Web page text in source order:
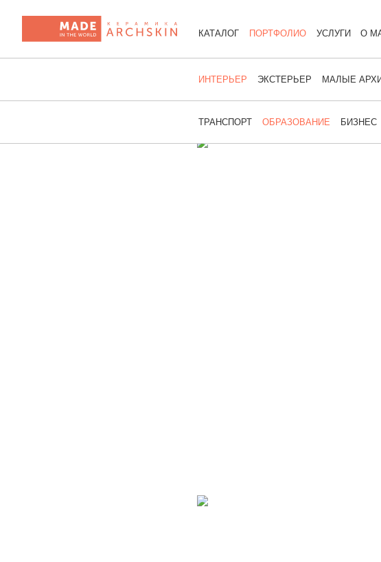
КАТАЛОГ ПОРТФОЛИО
ИНТЕРЬЕР
ТРАНСПОРТ ОБРАЗОВАНИЕ БИЗНЕС
ЭКСТЕРЬЕР МАЛЫЕ
УСЛУГИ О